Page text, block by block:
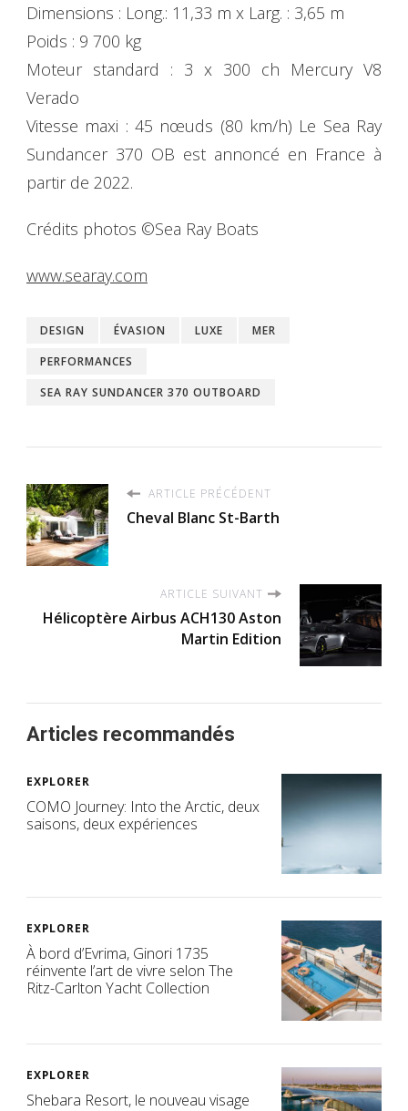
Dimensions : Long.: 11,33 m x Larg. : 3,65 m
Poids : 9 700 kg
Moteur standard : 3 x 300 ch Mercury V8
Verado
Vitesse maxi : 45 nœuds (80 km/h) Le Sea Ray
Sundancer 370 OB est annoncé en France à
partir de 2022.
Crédits photos ©Sea Ray Boats
www.searay.com
DESIGN ÉVASION LUXE
MER
PERFORMANCES
SEA RAY SUNDANCER 370 OUTBOARD
ARTICLE PRÉCÉDENT
Cheval Blanc St-Barth
ARTICLE SUIVANT
Hélicoptère Airbus ACH130 Aston
Martin Edition
Articles recommandés
EXPLORER
COMO Journey: Into the Arctic, deux
saisons, deux expériences
EXPLORER
À bord d’Evrima, Ginori 1735
réinvente l’art de vivre selon The
Ritz-Carlton Yacht Collection
EXPLORER
Shebara Resort, le nouveau visage